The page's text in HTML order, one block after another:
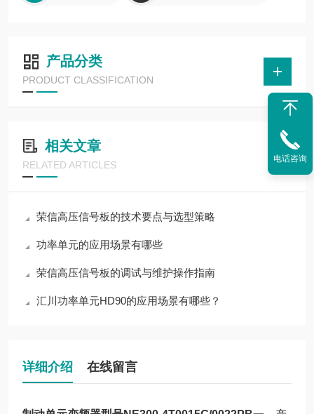
产品分类
PRODUCT CLASSIFICATION
相关文章
RELATED ARTICLES
荣信高压信号板的技术要点与选型策略
功率单元的应用场景有哪些
荣信高压信号板的调试与维护操作指南
汇川功率单元HD90的应用场景有哪些？
详细介绍 在线留言
电话咨询